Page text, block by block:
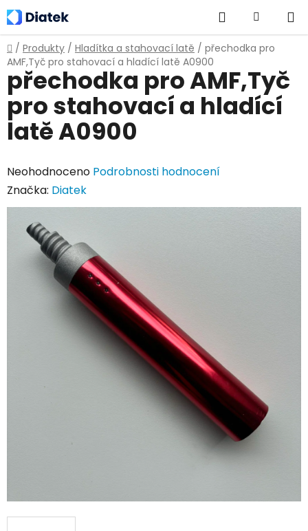
Přejít
na
obsah
Hledat NÁKUPNÍ
KOŠÍK
Domů
/ Produkty / Hladítka a stahovací latě / přechodka pro
AMF,Tyč pro stahovací a hladící latě A0900
přechodka pro AMF,Tyč
pro stahovací a hladící
latě A0900
Průměrné
hodnocení
produktu
Neohodnoceno Podrobnosti hodnocení
Značka: Diatek